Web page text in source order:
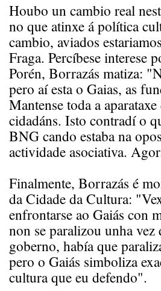
Houbo un cambio real
no que atinxe á política
cambio, aviados
Fraga. Percíbese interese
Porén, Borrazás matiza:
pero aí esta o Gaias, as
Mantense toda a
cidadáns. Isto contradí o
BNG cando estaba na
actividade asociativa.
Finalmente, Borrazás é
da Cidade da Cultura:
enfrontarse ao Gaiás con
non se paralizou unha
goberno, había que
pero o Gaiás simboliza
cultura que eu defendo".